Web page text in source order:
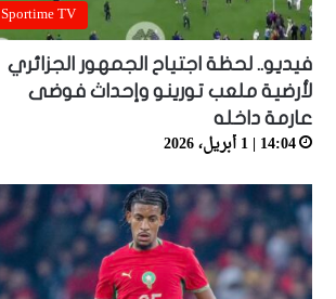
Sportime TV
فيديو.. لحظة اجتياح الجمهور الجزائري
لأرضية ملعب تورينو وإحداث فوضى
عارمة داخله
14:04 | 1 أبريل، 2026